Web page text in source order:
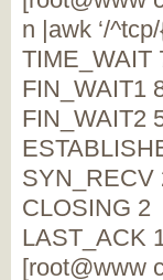
n |awk ‘/
TIME_WAIT
FIN_WAIT1
FIN_WAIT2
SYN_RECV
CLOSING 2
LAST_ACK
[root@www